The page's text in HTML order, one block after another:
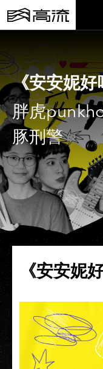
《安安妮好
胖虎
豚刑警
《安安妮